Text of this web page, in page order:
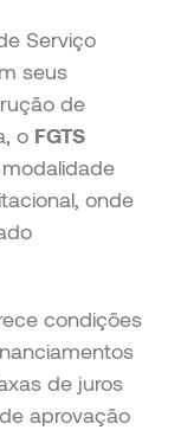
Serviço
seus
de
o FGTS
onde
condições
de juros
aprovação